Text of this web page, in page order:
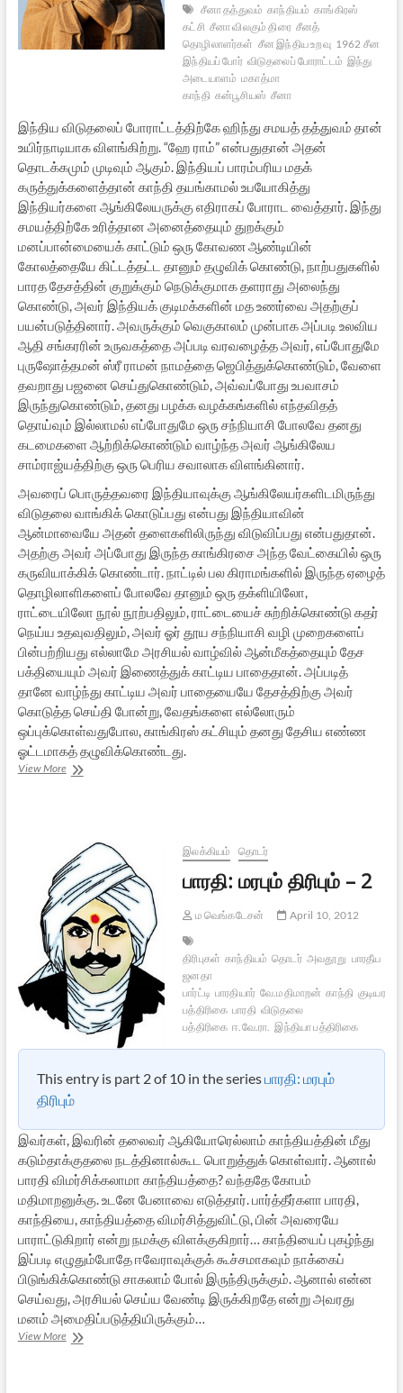
சீனா தத்துவம் காந்தியம் காங்கிரஸ்
கட்சி சீனா விலகும் திரை சீனத்
தொழிலாளர்கள் சீன இந்திய உறவு 1962 சீன
இந்தியப் போர் விடுதலைப் போராட்டம் இந்து
அடையாளம் மகாத்மா
காந்தி கன்பூசியஸ் சீனா
இந்திய விடுதலைப் போராட்டத்திற்கே ஹிந்து சமயத் தத்துவம் தான்
உயிர்நாடியாக விளங்கிற்று. “ஹே ராம்” என்பதுதான் அதன்
தொடக்கமும் முடிவும் ஆகும். இந்தியப் பாரம்பரிய மதக்
கருத்துக்களைத்தான் காந்தி தயங்காமல் உபயோகித்து
இந்தியர்களை ஆங்கிலேயருக்கு எதிராகப் போராட வைத்தார். இந்து
சமயத்திற்கே உரித்தான அனைத்தையும் துறக்கும்
மனப்பான்மையைக் காட்டும் ஒரு கோவண ஆண்டியின்
கோலத்தையே கிட்டத்தட்ட தானும் தழுவிக் கொண்டு, நாற்பதுகளில்
பாரத தேசத்தின் குறுக்கும் நெடுக்குமாக தளராது அலைந்து
கொண்டு, அவர் இந்தியக் குடிமக்களின் மத உணர்வை அதற்குப்
பயன்படுத்தினார். அவருக்கும் வெகுகாலம் முன்பாக அப்படி உலவிய
ஆதி சங்கரரின் உருவகத்தை அப்படி வரவழைத்த அவர், எப்போதுமே
புருஷோத்தமன் ஸ்ரீ ராமன் நாமத்தை ஜெபித்துக்கொண்டும், வேளை
தவறாது பஜனை செய்துகொண்டும், அவ்வப்போது உபவாசம்
இருந்துகொண்டும், தனது பழக்க வழக்கங்களில் எந்தவிதத்
தொய்வும் இல்லாமல் எப்போதுமே ஒரு சந்நியாசி போலவே தனது
கடமைகளை ஆற்றிக்கொண்டும் வாழ்ந்த அவர் ஆங்கிலேய
சாம்ராஜ்யத்திற்கு ஒரு பெரிய சவாலாக விளங்கினார்.
அவரைப் பொருத்தவரை இந்தியாவுக்கு ஆங்கிலேயர்களிடமிருந்து
விடுதலை வாங்கிக் கொடுப்பது என்பது இந்தியாவின்
ஆன்மாவையே அதன் தளைகளிலிருந்து விடுவிப்பது என்பதுதான்.
அதற்கு அவர் அப்போது இருந்த காங்கிரசை அந்த வேட்கையில் ஒரு
கருவியாக்கிக் கொண்டார். நாட்டில் பல கிராமங்களில் இருந்த ஏழைத்
தொழிலாளிகளைப் போலவே தானும் ஒரு தக்ளியிலோ,
ராட்டையிலோ நூல் நூற்பதிலும், ராட்டையைச் சுற்றிக்கொண்டு கதர்
நெய்ய உதவுவதிலும், அவர் ஓர் தூய சந்நியாசி வழி முறைகளைப்
பின்பற்றியது எல்லாமே அரசியல் வாழ்வில் ஆன்மீகத்தையும் தேச
பக்தியையும் அவர் இணைத்துக் காட்டிய பாதைதான். அப்படித்
தானே வாழ்ந்து காட்டிய அவர் பாதையையே தேசத்திற்கு அவர்
கொடுத்த செய்தி போன்று, வேதங்களை எல்லோரும்
ஒப்புக்கொள்வதுபோல, காங்கிரஸ் கட்சியும் தனது தேசிய எண்ண
ஓட்டமாகத் தழுவிக்கொண்டது.
View Moreகன்புஷியஸ்
இலக்கியம் தொடர்
பாரதி: மரபும் திரிபும் – 2
ம வெங்கடேசன் April 10, 2012
திரிபுகள் காந்தியம் தொடர் அவதூறு பாரதீய
ஜனதா
பார்ட்டி பாரதியார் வே.மதிமாறன் காந்தி குடியரசு
பத்திரிகை பாரதி விடுதலை
பத்திரிகை ஈ.வே.ரா. இந்தியா பத்திரிகை
This entry is part 2 of 10 in the seriesபாரதி: மரபும்
திரிபும்
இவர்கள், இவரின் தலைவர் ஆகியோரெல்லாம் காந்தியத்தின் மீது
கடும்தாக்குதலை நடத்தினால்கூட பொறுத்துக் கொள்வார். ஆனால்
பாரதி விமர்சிக்கலாமா காந்தியத்தை? வந்ததே கோபம்
மதிமாறனுக்கு. உடனே பேனாவை எடுத்தார். பார்த்தீர்களா பாரதி,
காந்தியை, காந்தியத்தை விமர்சித்துவிட்டு, பின் அவரையே
பாராட்டுகிறார் என்று நமக்கு விளக்குகிறார்… காந்தியைப் புகழ்ந்து
இப்படி எழுதும்போதே ஈவேராவுக்குக் கூச்சமாகவும் நாக்கைப்
பிடுங்கிக்கொண்டு சாகலாம் போல் இருந்திருக்கும். ஆனால் என்ன
செய்வது, அரசியல் செய்ய வேண்டி இருக்கிறதே என்று அவரது
மனம் அமைதிப்படுத்தியிருக்கும்…
View Moreபாரதி: